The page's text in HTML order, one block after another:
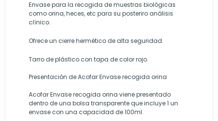
Envase para la recogida de muestras biológicas
como orina, heces, etc para su posteriro análisis
clínico.
Ofrece un cierre hermético de alta seguridad.
Tarro de plástico con tapa de color rojo.
Presentación de Acofar Envase recogida orina
Acofar Envase recogida orina viene presentado
dentro de una bolsa transparente que incluye 1 un
envase con una capacidad de 100ml.